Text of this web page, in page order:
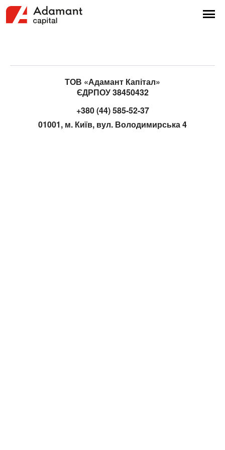
ТОВ «Адамант Капітал»
ЄДРПОУ 38450432
+380 (44) 585-52-37
01001, м. Київ, вул. Володимирська 4